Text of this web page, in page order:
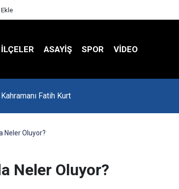
İLÇELER ASAYİŞ SPOR VIDEO
Eğlencesinde Kavga Çıktı
Neler Oluyor?
Neler Oluyor?